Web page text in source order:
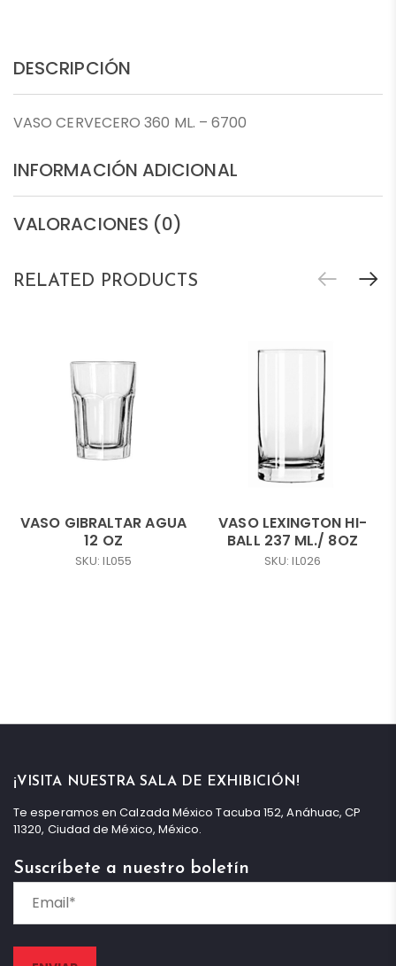
DESCRIPCIÓN
VASO CERVECERO 360 ML. – 6700
INFORMACIÓN ADICIONAL
VALORACIONES (0)
RELATED PRODUCTS
VASO GIBRALTAR AGUA
12 OZ
SKU: IL055
VASO LEXINGTON HI-
BALL 237 ML./ 8OZ
SKU: IL026
¡VISITA NUESTRA SALA DE EXHIBICIÓN!
Te esperamos en Calzada México Tacuba 152, Anáhuac, CP
11320, Ciudad de México, México.
Suscríbete a nuestro boletín